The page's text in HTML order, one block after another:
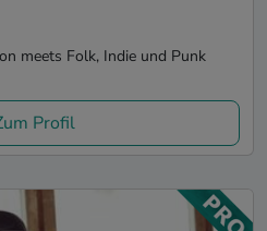
meets Folk, Indie und Punk
Profil